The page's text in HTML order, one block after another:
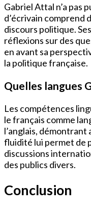
Gabriel Attal n’a pas
d’écrivain comprend
discours politique.
réflexions sur des
en avant sa
la politique française.
Quelles langues
Les compétences
le français comme
l’anglais, démontrant
fluidité lui permet de
discussions
des publics divers.
Conclusion